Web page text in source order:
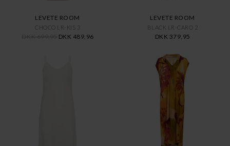
LEVETE ROOM
CHOCO LR-KIS 3
DKK 699,95 DKK 489,96
LEVETE ROOM
BLACK LR-CARO 2
DKK 379,95